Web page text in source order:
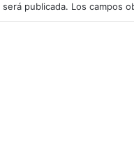
publicada. Los campos